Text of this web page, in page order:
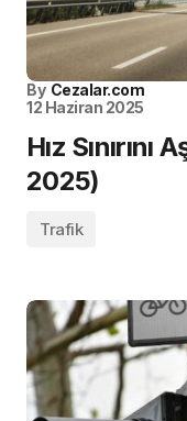
By Cezalar.com
12 Haziran 2025
Hız Sınırını
2025)
Trafik